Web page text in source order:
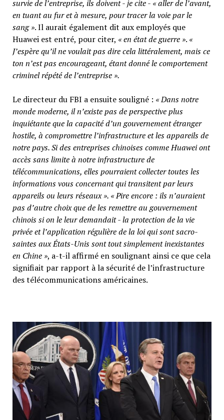
survie de l’entreprise, ils doivent - je cite - « aller de l’avant,
en tuant au fur et à mesure, pour tracer la voie par le
sang ». Il aurait également dit aux employés que
Huawei est entré, pour citer, « en état de guerre ». «
J’espère qu’il ne voulait pas dire cela littéralement, mais ce
ton n’est pas encourageant, étant donné le comportement
criminel répété de l’entreprise ».
Le directeur du FBI a ensuite souligné : « Dans notre
monde moderne, il n’existe pas de perspective plus
inquiétante que la capacité d’un gouvernement étranger
hostile, à compromettre l’infrastructure et les appareils de
notre pays. Si des entreprises chinoises comme Huawei ont
accès sans limite à notre infrastructure de
télécommunications, elles pourraient collecter toutes les
informations vous concernant qui transitent par leurs
appareils ou leurs réseaux ». « Pire encore : ils n’auraient
pas d’autre choix que de les remettre au gouvernement
chinois si on le leur demandait - la protection de la vie
privée et l’application régulière de la loi qui sont sacro-
saintes aux États-Unis sont tout simplement inexistantes
en Chine », a-t-il affirmé en soulignant ainsi ce que cela
signifiait par rapport à la sécurité de l’infrastructure
des télécommunications américaines.